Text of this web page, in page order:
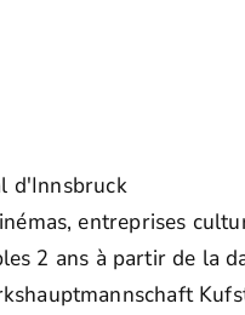
d'Innsbruck
entreprises
2 ans à partir de la